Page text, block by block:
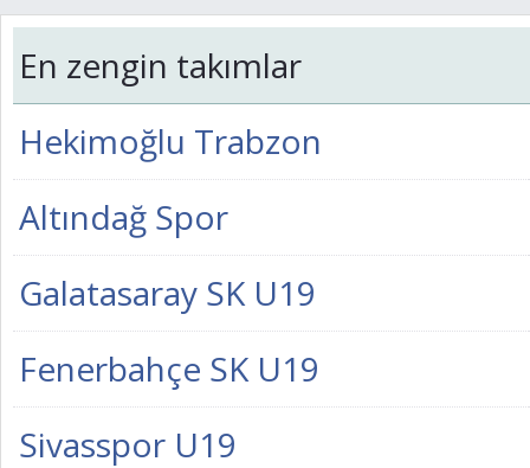
En zengin takımlar
Hekimoğlu Trabzon
Altındağ Spor
Galatasaray SK U19
Fenerbahçe SK U19
Sivasspor U19